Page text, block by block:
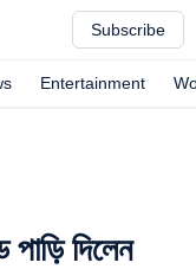
Subscribe
Entertainment
পাড়ি দিলেন